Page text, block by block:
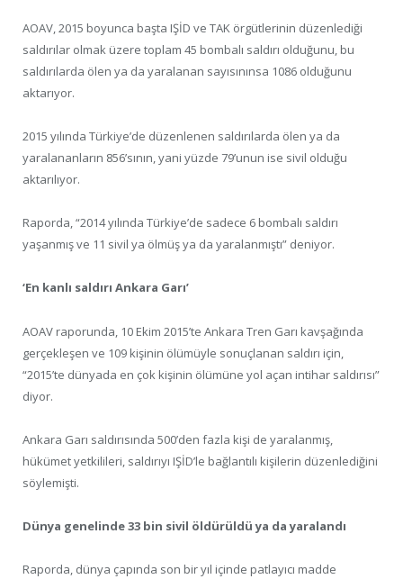
AOAV, 2015 boyunca başta IŞİD ve TAK örgütlerinin düzenlediği
saldırılar olmak üzere toplam 45 bombalı saldırı olduğunu, bu
saldırılarda ölen ya da yaralanan sayısınınsa 1086 olduğunu
aktarıyor.
2015 yılında Türkiye’de düzenlenen saldırılarda ölen ya da
yaralananların 856’sının, yani yüzde 79’unun ise sivil olduğu
aktarılıyor.
Raporda, “2014 yılında Türkiye’de sadece 6 bombalı saldırı
yaşanmış ve 11 sivil ya ölmüş ya da yaralanmıştı” deniyor.
‘En kanlı saldırı Ankara Garı’
AOAV raporunda, 10 Ekim 2015’te Ankara Tren Garı kavşağında
gerçekleşen ve 109 kişinin ölümüyle sonuçlanan saldırı için,
“2015’te dünyada en çok kişinin ölümüne yol açan intihar saldırısı”
diyor.
Ankara Garı saldırısında 500’den fazla kişi de yaralanmış,
hükümet yetkilileri, saldırıyı IŞİD’le bağlantılı kişilerin düzenlediğini
söylemişti.
Dünya genelinde 33 bin sivil öldürüldü ya da yaralandı
Raporda, dünya çapında son bir yıl içinde patlayıcı madde